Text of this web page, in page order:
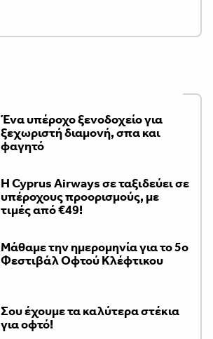
Ένα υπέροχο ξενοδοχείο για
ξεχωριστή διαμονή, σπα και
φαγητό
H Cyprus Airways σε ταξιδεύει σε
υπέροχους προορισμούς, με
τιμές από €49!
Μάθαμε την ημερομηνία για το 5ο
Φεστιβάλ Οφτού Κλέφτικου
Σου έχουμε τα καλύτερα στέκια
για οφτό!